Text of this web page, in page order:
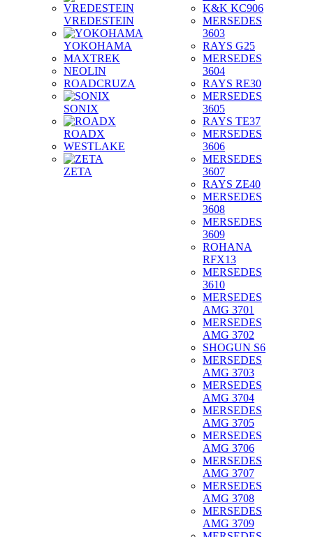
VREDESTEIN
YOKOHAMA
MAXTREK
NEOLIN
ROADCRUZA
SONIX
ROADX
WESTLAKE
ZETA
K&K KC906
MERSEDES
3603
RAYS G25
MERSEDES
3604
RAYS RE30
MERSEDES
3605
RAYS TE37
MERSEDES
3606
MERSEDES
3607
RAYS ZE40
MERSEDES
3608
MERSEDES
3609
ROHANA
RFX13
MERSEDES
3610
MERSEDES
AMG 3701
MERSEDES
AMG 3702
SHOGUN S6
MERSEDES
AMG 3703
MERSEDES
AMG 3704
MERSEDES
AMG 3705
MERSEDES
AMG 3706
MERSEDES
AMG 3707
MERSEDES
AMG 3708
MERSEDES
AMG 3709